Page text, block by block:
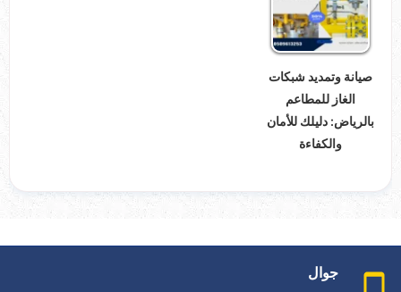
صيانة وتمديد شبكات
الغاز للمطاعم
بالرياض: دليلك للأمان
والكفاءة
جوال